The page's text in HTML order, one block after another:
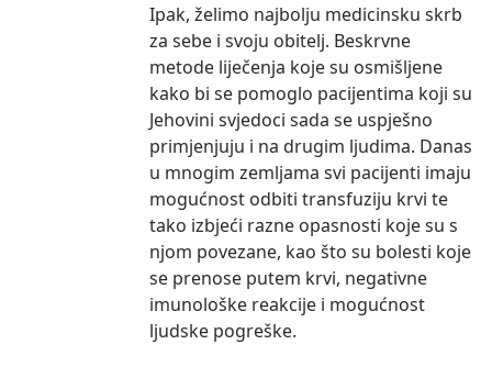
Ipak, želimo najbolju medicinsku skrb
za sebe i svoju obitelj. Beskrvne
metode liječenja koje su osmišljene
kako bi se pomoglo pacijentima koji su
Jehovini svjedoci sada se uspješno
primjenjuju i na drugim ljudima. Danas
u mnogim zemljama svi pacijenti imaju
mogućnost odbiti transfuziju krvi te
tako izbjeći razne opasnosti koje su s
njom povezane, kao što su bolesti koje
se prenose putem krvi, negativne
imunološke reakcije i mogućnost
ljudske pogreške.